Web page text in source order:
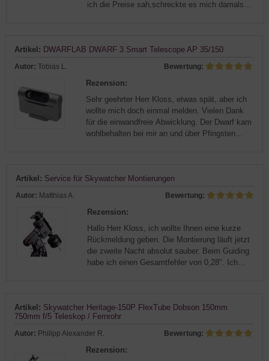
ich die Preise sah,schreckte es mich damals
Artikel: DWARFLAB DWARF 3 Smart Telescope AP 35/150
Autor: Tobias L. Bewertung:
Rezension:
Sehr geehrter Herr Kloss, etwas spät, aber ich
wollte mich doch einmal melden. Vielen Dank
für die einwandfreie Abwicklung. Der Dwarf kam
wohlbehalten bei mir an und über Pfingsten
Artikel: Service für Skywatcher Montierungen
Autor: Matthias A. Bewertung:
Rezension:
Hallo Herr Kloss, ich wollte Ihnen eine kurze
Rückmeldung geben. Die Montierung läuft jetzt
die zweite Nacht absolut sauber. Beim Guiding
habe ich einen Gesamtfehler von 0,28". Ich
Artikel: Skywatcher Heritage-150P FlexTube Dobson 150mm
750mm f/5 Teleskop / Fernrohr
Autor: Philipp Alexander R. Bewertung:
Rezension: